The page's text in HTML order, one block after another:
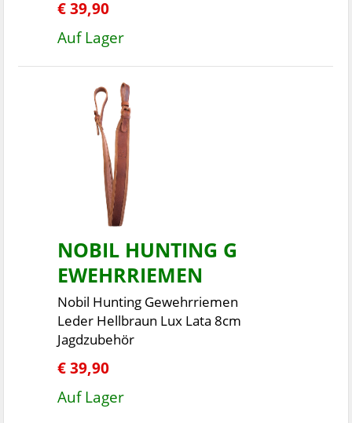
€ 39,90
Auf Lager
NOBIL HUNTING G
EWEHRRIEMEN
Nobil Hunting Gewehrriemen
Leder Hellbraun Lux Lata 8cm
Jagdzubehör
€ 39,90
Auf Lager